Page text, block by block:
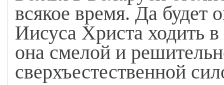
всякое время. Да будет
Иисуса Христа ходить
она смелой и
сверхъестественной